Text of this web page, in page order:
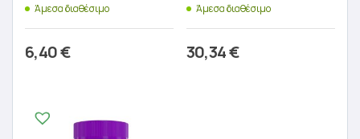
Άμεσα διαθέσιμο
6,40€
Άμεσα διαθέσιμο
30,34€